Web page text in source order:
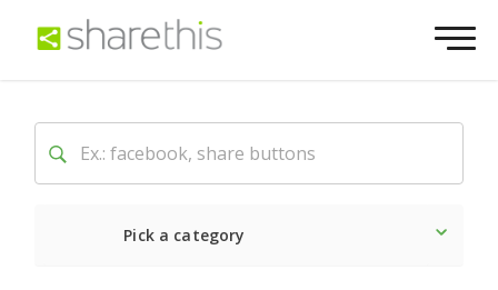
Pick a category